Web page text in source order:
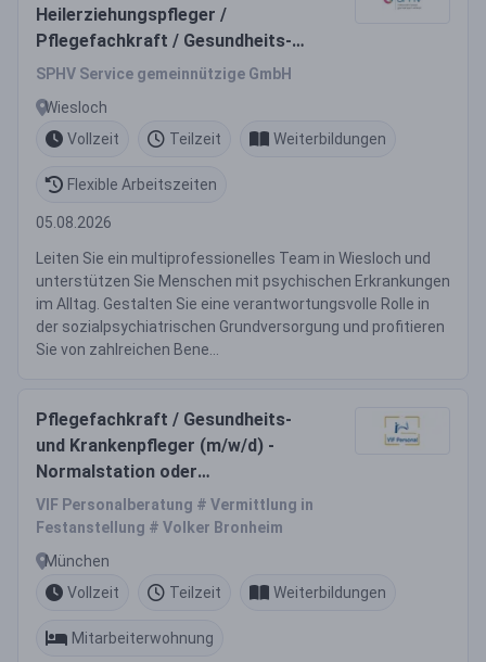
Heilerziehungspfleger /
Pflegefachkraft / Gesundheits-
und Krankenpfleger / Altenpfleger
SPHV Service gemeinnützige GmbH
Wiesloch
Vollzeit
Teilzeit Weiterbildungen
Flexible Arbeitszeiten
05.08.2026
Leiten Sie ein multiprofessionelles Team in Wiesloch und
unterstützen Sie Menschen mit psychischen Erkrankungen
im Alltag. Gestalten Sie eine verantwortungsvolle Rolle in
der sozialpsychiatrischen Grundversorgung und profitieren
Sie von zahlreichen Bene...
Pflegefachkraft / Gesundheits-
und Krankenpfleger (m/w/d) -
Normalstation oder
Intensivstation
VIF Personalberatung # Vermittlung in
Festanstellung # Volker Bronheim
München
Vollzeit
Teilzeit Weiterbildungen
Mitarbeiterwohnung